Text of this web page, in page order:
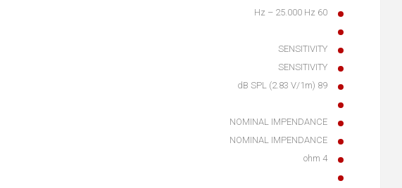
60 Hz – 25.000 Hz
SENSITIVITY
SENSITIVITY
89 dB SPL (2.83 V/1m)
NOMINAL IMPENDANCE
NOMINAL IMPENDANCE
4 ohm